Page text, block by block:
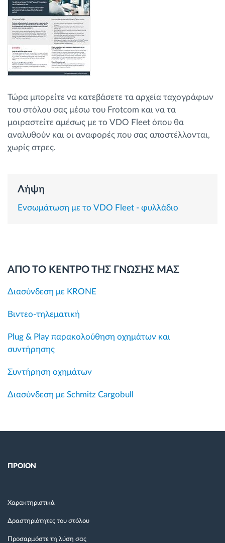
Διαχείριση καυσίμου
Σχεδιασμός και παρακολούθηση διαδρομής
Αυτόματη αναγνώριση οδηγού
Ανακαλύψτε όλα τα χαρακτηριστικά
Πώς να λύσουμε τις ανάγκες των
Υπολογιστής εξοικονόμησης
Τώρα μπορείτε να κατεβάσετε τα αρχεία ταχογράφων
του στόλου σας μέσω του Frotcom και να τα
μοιραστείτε αμέσως με το VDO Fleet όπου θα
αναλυθούν και οι αναφορές που σας αποστέλλονται,
χωρίς στρες.
Λήψη
Ενσωμάτωση με το VDO Fleet - φυλλάδιο
ΑΠΟ ΤΟ ΚΕΝΤΡΟ ΤΗΣ ΓΝΩΣΗΣ ΜΑΣ
Διασύνδεση με KRONE
Βιντεο-τηλεματική
Plug & Play παρακολούθηση οχημάτων και
συντήρησης
Συντήρηση οχημάτων
Διασύνδεση με Schmitz Cargobull
ΠΡΟΙΟΝ
Χαρακτηριστικά
Δραστηριότητες του στόλου
Προσαρμόστε τη λύση σας